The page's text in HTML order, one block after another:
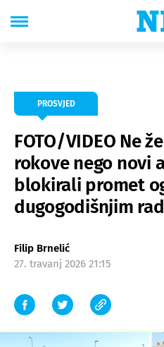
PROSVJED
FOTO/VIDEO Ne
rokove nego novi
blokirali promet
dugogodišnjim
Filip Brnelić
27. travanj 2026 21:15